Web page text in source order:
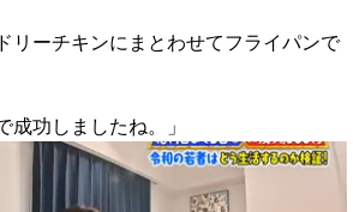
リーチキンにまとわせてフライパンで
成功しましたね。」